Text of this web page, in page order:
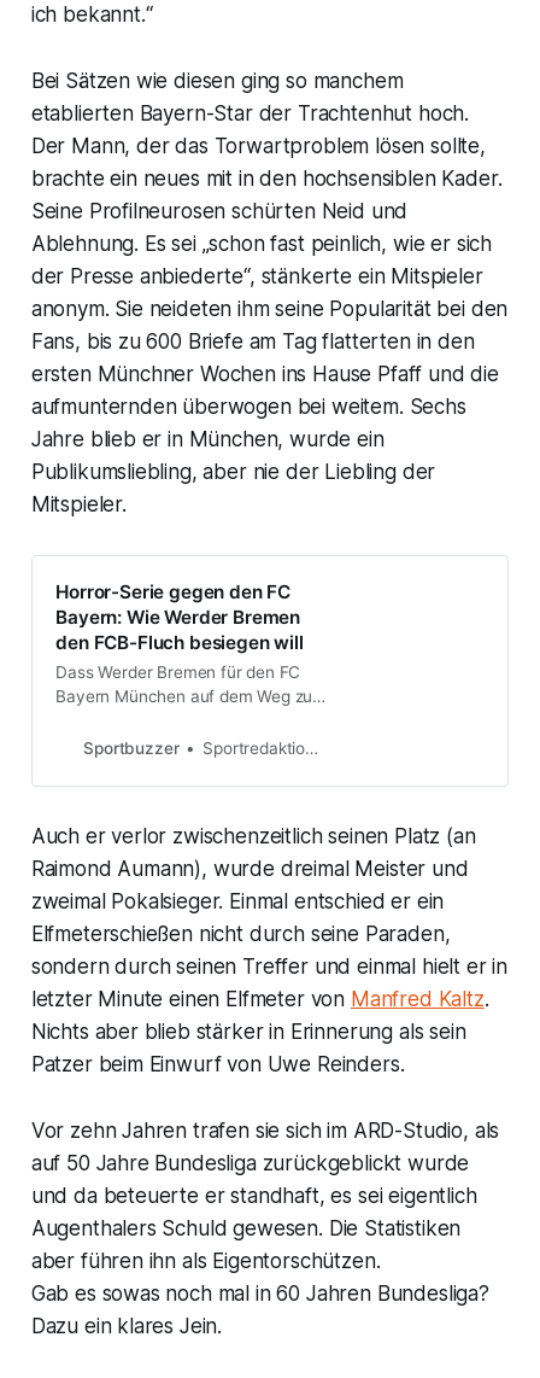
ich bekannt.“
Bei Sätzen wie diesen ging so manchem
etablierten Bayern-Star der Trachtenhut hoch.
Der Mann, der das Torwartproblem lösen sollte,
brachte ein neues mit in den hochsensiblen Kader.
Seine Profilneurosen schürten Neid und
Ablehnung. Es sei „schon fast peinlich, wie er sich
der Presse anbiederte“, stänkerte ein Mitspieler
anonym. Sie neideten ihm seine Popularität bei den
Fans, bis zu 600 Briefe am Tag flatterten in den
ersten Münchner Wochen ins Hause Pfaff und die
aufmunternden überwogen bei weitem. Sechs
Jahre blieb er in München, wurde ein
Publikumsliebling, aber nie der Liebling der
Mitspieler.
Horror-Serie gegen den FC
Bayern: Wie Werder Bremen
den FCB-Fluch besiegen will
Dass Werder Bremen für den FC
Bayern München auf dem Weg zur
Stolperstein wird, wirkt bei einem
unwahrscheinlich. Denn: In den
sich Werder vom Angst- zum
Lieblingsgegner der Münchener.
Sportbuzzer Sportredaktion RND
Auch er verlor zwischenzeitlich seinen Platz (an
Raimond Aumann), wurde dreimal Meister und
zweimal Pokalsieger. Einmal entschied er ein
Elfmeterschießen nicht durch seine Paraden,
sondern durch seinen Treffer und einmal hielt er in
letzter Minute einen Elfmeter von Manfred Kaltz.
Nichts aber blieb stärker in Erinnerung als sein
Patzer beim Einwurf von Uwe Reinders.
Vor zehn Jahren trafen sie sich im ARD-Studio, als
auf 50 Jahre Bundesliga zurückgeblickt wurde
und da beteuerte er standhaft, es sei eigentlich
Augenthalers Schuld gewesen. Die Statistiken
aber führen ihn als Eigentorschützen.
Gab es sowas noch mal in 60 Jahren Bundesliga?
Dazu ein klares Jein.